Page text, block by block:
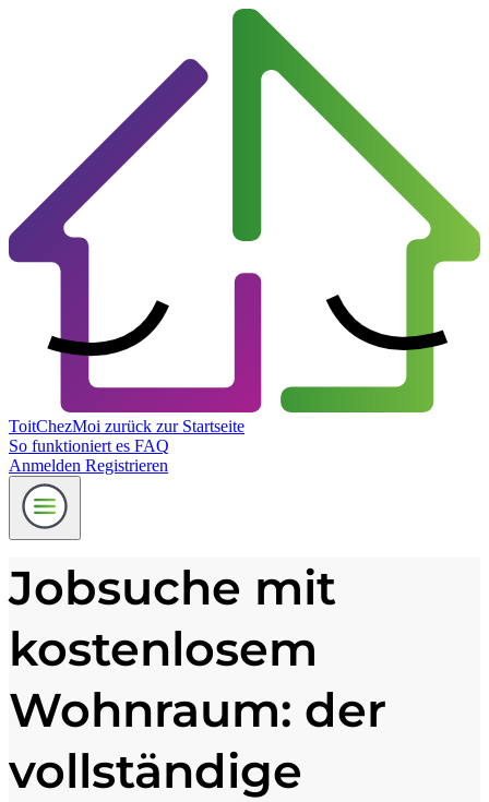
ToitChezMoi zurück zur Startseite
So funktioniert es FAQ
Anmelden Registrieren
Jobsuche mit
kostenlosem
Wohnraum: der
vollständige